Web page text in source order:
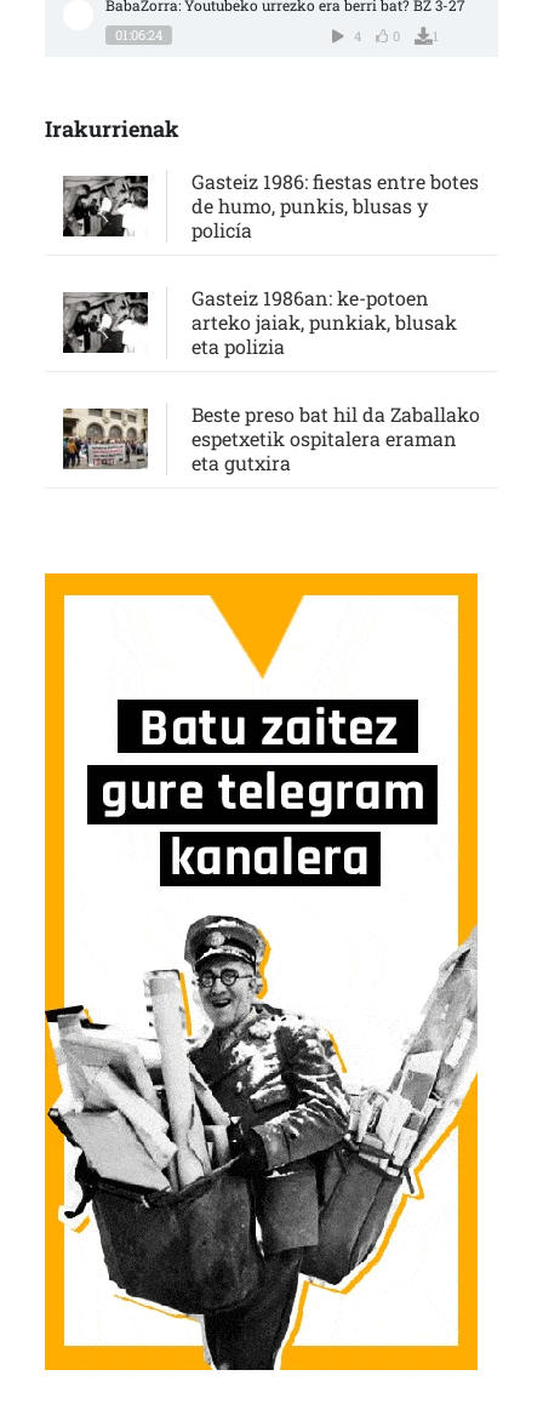
BabaZorra: Youtubeko urrezko era berri bat? BZ 3-27
01:06:24 4 0 1
Irakurrienak
Gasteiz 1986: fiestas entre botes
de humo, punkis, blusas y
policía
Gasteiz 1986an: ke-potoen
arteko jaiak, punkiak, blusak
eta polizia
Beste preso bat hil da Zaballako
espetxetik ospitalera eraman
eta gutxira